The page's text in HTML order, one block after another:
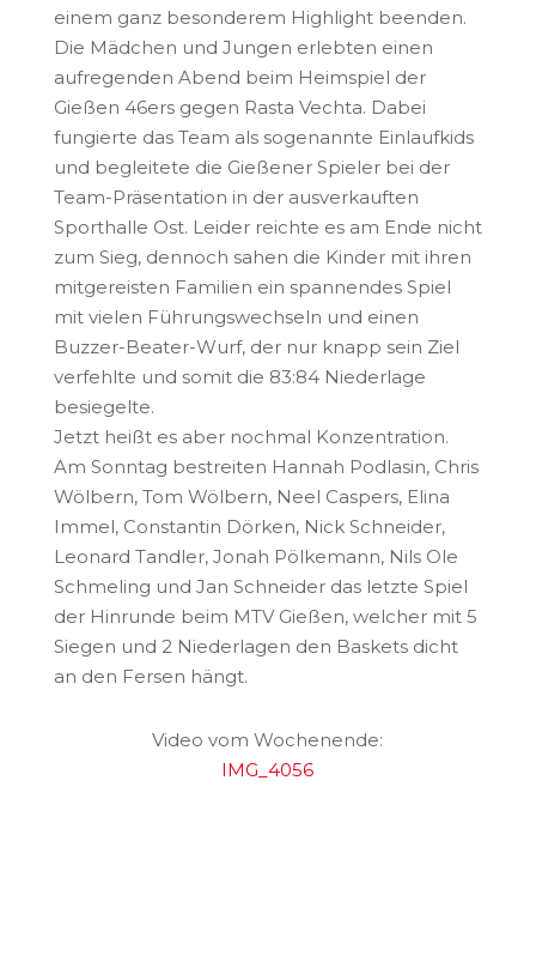
einem ganz besonderem Highlight beenden.
Die Mädchen und Jungen erlebten einen
aufregenden Abend beim Heimspiel der
Gießen 46ers gegen Rasta Vechta. Dabei
fungierte das Team als sogenannte Einlaufkids
und begleitete die Gießener Spieler bei der
Team-Präsentation in der ausverkauften
Sporthalle Ost. Leider reichte es am Ende nicht
zum Sieg, dennoch sahen die Kinder mit ihren
mitgereisten Familien ein spannendes Spiel
mit vielen Führungswechseln und einen
Buzzer-Beater-Wurf, der nur knapp sein Ziel
verfehlte und somit die 83:84 Niederlage
besiegelte.
Jetzt heißt es aber nochmal Konzentration.
Am Sonntag bestreiten Hannah Podlasin, Chris
Wölbern, Tom Wölbern, Neel Caspers, Elina
Immel, Constantin Dörken, Nick Schneider,
Leonard Tandler, Jonah Pölkemann, Nils Ole
Schmeling und Jan Schneider das letzte Spiel
der Hinrunde beim MTV Gießen, welcher mit 5
Siegen und 2 Niederlagen den Baskets dicht
an den Fersen hängt.
Video vom Wochenende:
IMG_4056